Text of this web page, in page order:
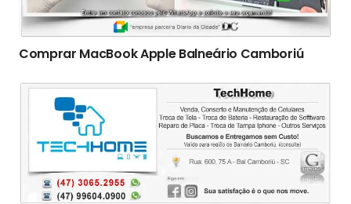
Comprar MacBook Apple Balneário Camboriú